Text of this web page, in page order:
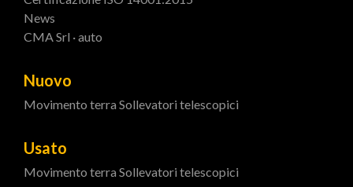
News
CMA Srl · auto
Nuovo
Movimento terra Sollevatori telescopici
Usato
Movimento terra Sollevatori telescopici